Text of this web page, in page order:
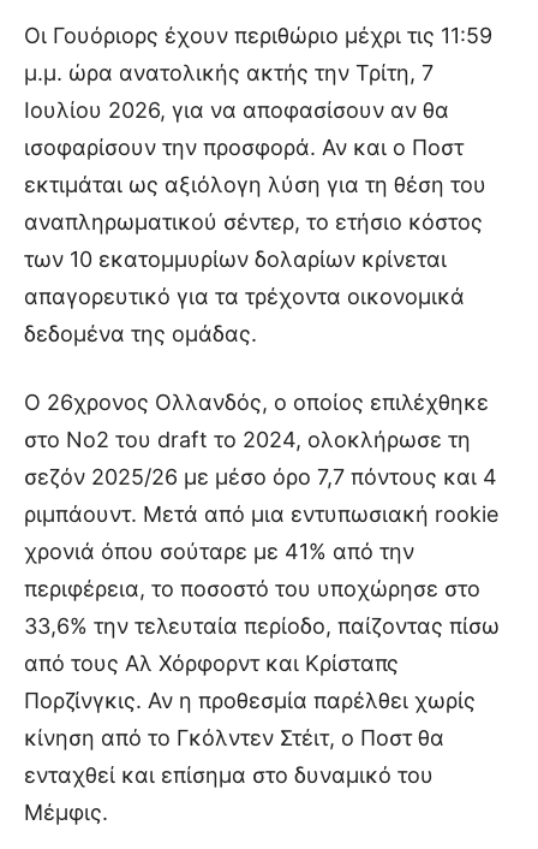
Οι Γουόριορς έχουν περιθώριο μέχρι τις 11:59
μ.μ. ώρα ανατολικής ακτής την Τρίτη, 7
Ιουλίου 2026, για να αποφασίσουν αν θα
ισοφαρίσουν την προσφορά. Αν και ο Ποστ
εκτιμάται ως αξιόλογη λύση για τη θέση του
αναπληρωματικού σέντερ, το ετήσιο κόστος
των 10 εκατομμυρίων δολαρίων κρίνεται
απαγορευτικό για τα τρέχοντα οικονομικά
δεδομένα της ομάδας.
Ο 26χρονος Ολλανδός, ο οποίος επιλέχθηκε
στο Νο2 του draft το 2024, ολοκλήρωσε τη
σεζόν 2025/26 με μέσο όρο 7,7 πόντους και 4
ριμπάουντ. Μετά από μια εντυπωσιακή rookie
χρονιά όπου σούταρε με 41% από την
περιφέρεια, το ποσοστό του υποχώρησε στο
33,6% την τελευταία περίοδο, παίζοντας πίσω
από τους Αλ Χόρφορντ και Κρίσταπς
Πορζίνγκις. Αν η προθεσμία παρέλθει χωρίς
κίνηση από το Γκόλντεν Στέιτ, ο Ποστ θα
ενταχθεί και επίσημα στο δυναμικό του
Μέμφις.